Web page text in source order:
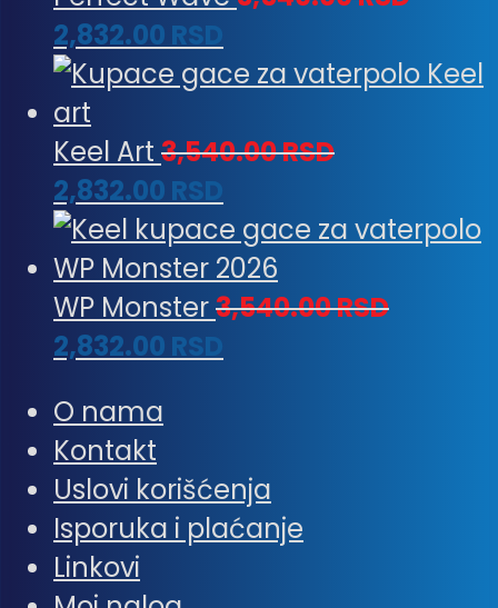
2,832.00 RSD
Keel Art 3,540.00RSD
2,832.00 RSD
WP Monster3,540.00RSD
2,832.00 RSD
O nama
Kontakt
Uslovi korišćenja
Isporuka i plaćanje
Linkovi